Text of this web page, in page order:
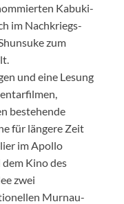
Kabuki-
im Nachkriegs-
zum
und eine Lesung
bestehende
für längere Zeit
im Apollo
Kino des
zwei
Murnau-